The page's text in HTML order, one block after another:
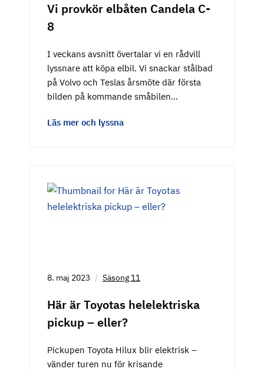
Vi provkör elbåten Candela C-
8
I veckans avsnitt övertalar vi en rådvill
lyssnare att köpa elbil. Vi snackar stålbad
på Volvo och Teslas årsmöte där första
bilden på kommande småbilen…
Läs mer och lyssna
8. maj 2023 Säsong 11
Här är Toyotas helelektriska
pickup – eller?
Pickupen Toyota Hilux blir elektrisk –
vänder turen nu för krisande